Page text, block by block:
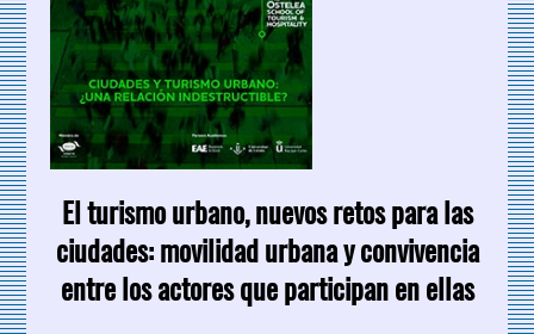
El turismo urbano, nuevos retos para las
ciudades: movilidad urbana y convivencia
entre los actores que participan en ellas